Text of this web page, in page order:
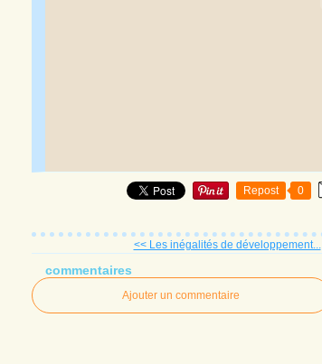
Repost 0
<< Les inégalités de développement...
commentaires
Ajouter un commentaire